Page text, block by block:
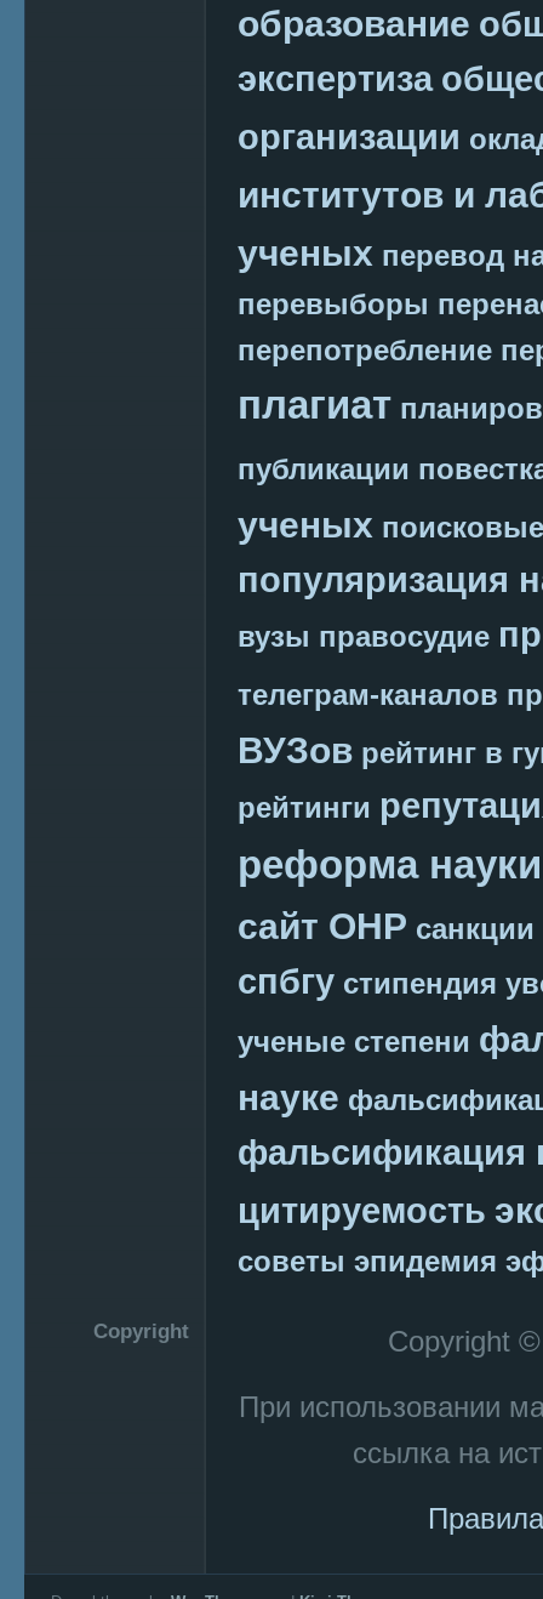
образование
экспертиза
организации
институтов и
ученых перевод
перевыборы
перепотребление
плагиат
публикации
ученых
популяризация
вузы правосудие
телеграм-каналов
ВУЗов рейтинг в
рейтинги
реформа науки
сайт ОНР санкции
спбгу стипендия
ученые степени
науке
фальсификация
цитируемость
советы эпидемия
Copyright
Copyright
При использовании
ссылка на